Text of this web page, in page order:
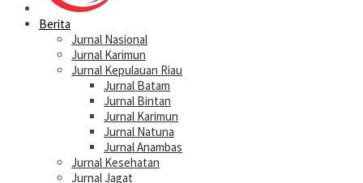
Berita
Jurnal Nasional
Jurnal Karimun
Jurnal Kepulauan Riau
Jurnal Batam
Jurnal Bintan
Jurnal Karimun
Jurnal Natuna
Jurnal Anambas
Jurnal Kesehatan
Jurnal Jagat